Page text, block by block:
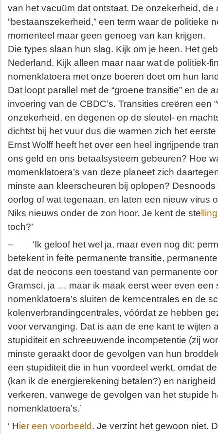
van het vacuüm dat ontstaat. De onzekerheid, de
“bestaanszekerheid,” een term waar de politieke
momenteel maar geen genoeg van kan krijgen.
Die types slaan hun slag. Kijk om je heen. Het
Nederland. Kijk alleen maar naar wat de politiek-
nomenklatoera met onze boeren doet om hun
Dat loopt parallel met de “groene transitie” en de
invoering van de CBDC’s. Transities creëren een
onzekerheid, en degenen op de sleutel- en
dichtst bij het vuur dus die warmen zich het
Ernst Wolff heeft het over een heel ingrijpende
ons geld en ons betaalsysteem gebeuren? Hoe
momenklatoera’s van deze planeet zich
minste aan kleerscheuren bij oplopen?
oorlog of wat tegenaan, en laten een nieuw virus
Niks nieuws onder de zon hoor. Je kent de ste
toch?’
– ‘Ik geloof het wel ja, maar even nog dit:
betekent in feite permanente transitie,
dat de neocons een toestand van permanente
Gramsci, ja … maar ik maak eerst weer even een
nomenklatoera’s sluiten de kerncentrales en de
kolenverbrandingcentrales, vóórdat ze hebben
voor vervanging. Dat is aan de ene kant te wijten
stupiditeit en schreeuwende incompetentie (zij
minste geraakt door de gevolgen van hun
een stupiditeit die in hun voordeel werkt, omdat
(kan ik de energierekening betalen?) en
verkeren, vanwege de gevolgen van het stupide
nomenklatoera’s.’
‘ Hier een voorbeeld. Je verzint het gewoon niet.